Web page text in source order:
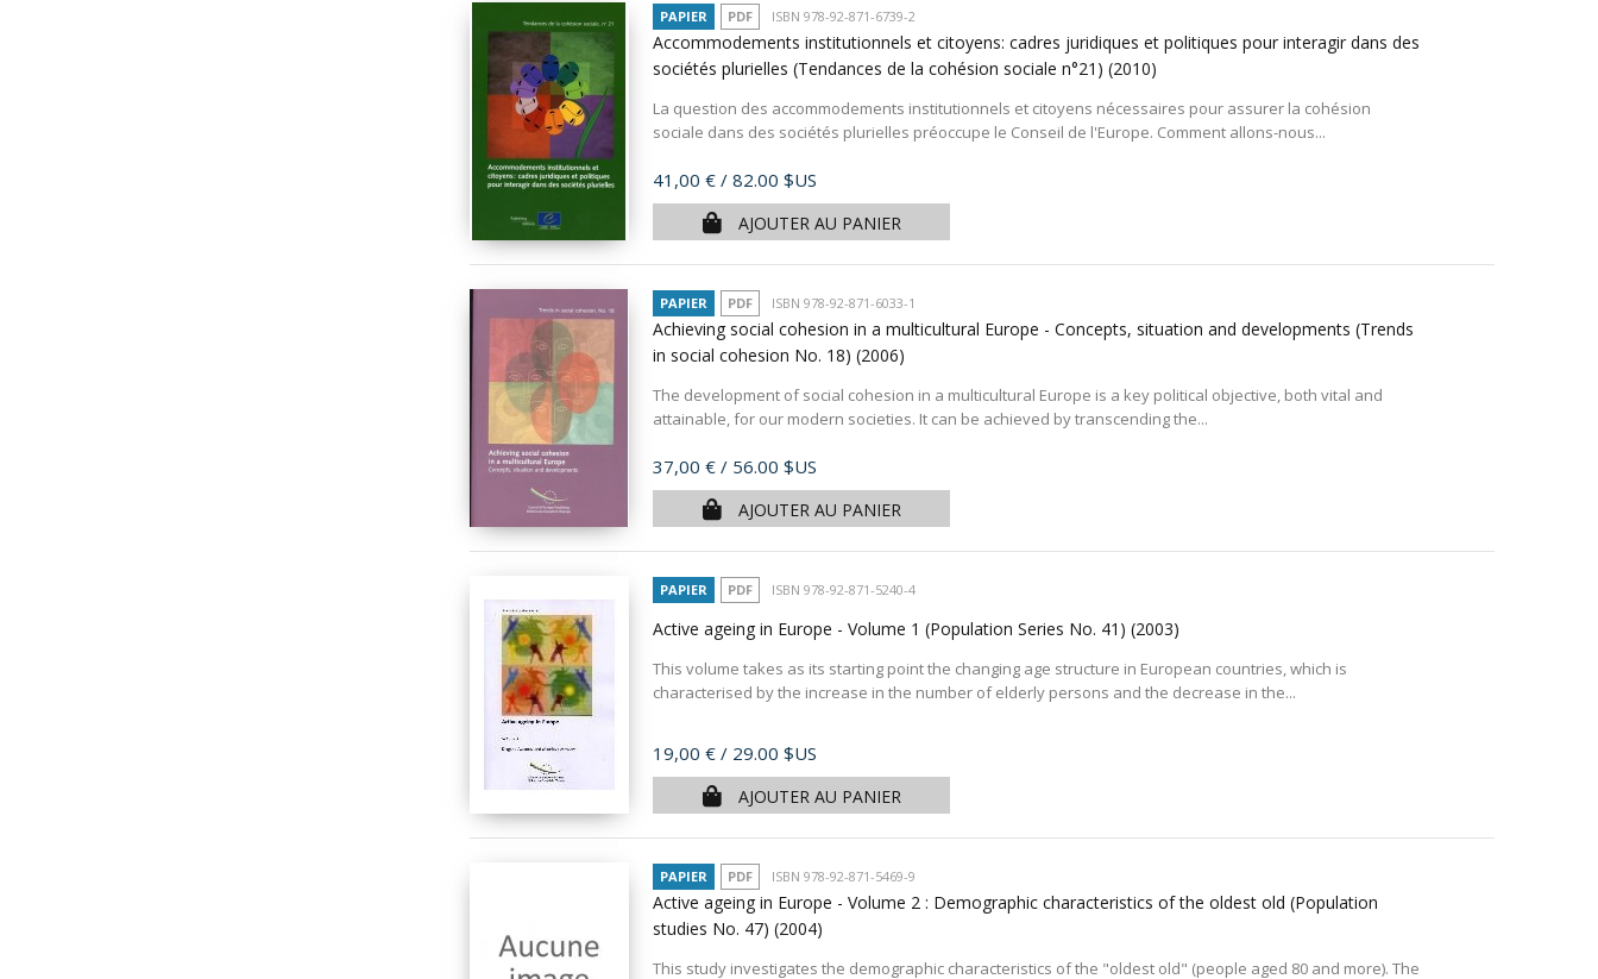
PAPIER PDF ISBN 978-92-871-6739-2
Accommodements institutionnels et citoyens: cadres juridiques et politiques pour interagir dans des
sociétés plurielles (Tendances de la cohésion sociale n°21) (2010)
La question des accommodements institutionnels et citoyens nécessaires pour assurer la cohésion
sociale dans des sociétés plurielles préoccupe le Conseil de l'Europe. Comment allons-nous...
Prix
41,00 € / 82.00 $US
AJOUTER AU PANIER
PAPIER PDF ISBN 978-92-871-6033-1
Achieving social cohesion in a multicultural Europe - Concepts, situation and developments (Trends
in social cohesion No. 18) (2006)
The development of social cohesion in a multicultural Europe is a key political objective, both vital and
attainable, for our modern societies. It can be achieved by transcending the...
Prix
37,00 € / 56.00 $US
AJOUTER AU PANIER
PAPIER PDF ISBN 978-92-871-5240-4
Active ageing in Europe - Volume 1 (Population Series No. 41) (2003)
This volume takes as its starting point the changing age structure in European countries, which is
characterised by the increase in the number of elderly persons and the decrease in the...
Prix
19,00 € / 29.00 $US
AJOUTER AU PANIER
PAPIER PDF ISBN 978-92-871-5469-9
Active ageing in Europe - Volume 2 : Demographic characteristics of the oldest old (Population
studies No. 47) (2004)
This study investigates the demographic characteristics of the "oldest old" (people aged 80 and more). The